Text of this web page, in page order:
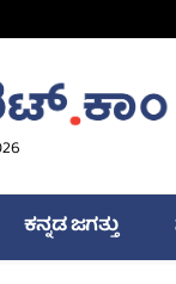
ಕನ್ನಡ ಜಗತ್ತು